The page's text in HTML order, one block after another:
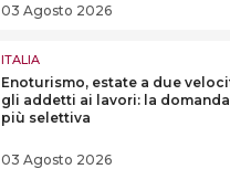
03 Agosto 2026
ITALIA
Enoturismo, estate a due
gli addetti ai lavori: la domanda
più selettiva
03 Agosto 2026